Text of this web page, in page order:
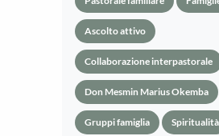
Ascolto attivo
Collaborazione interpastorale
Don Mesmin Marius Okemba
Gruppi famiglia Spiritualità